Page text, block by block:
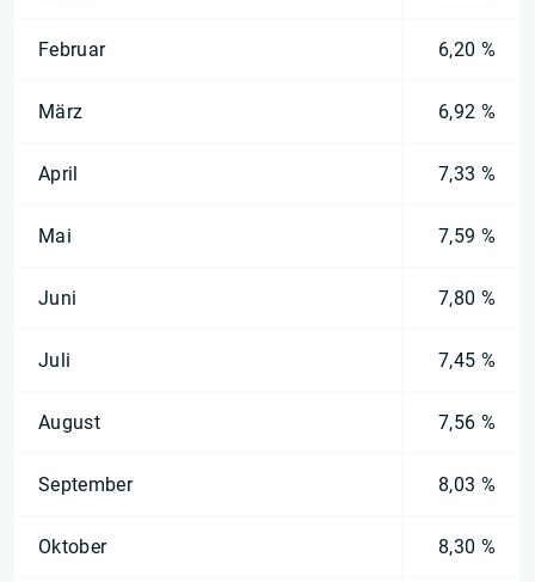
Februar 6,20 %
März 6,92 %
April 7,33 %
Mai 7,59 %
Juni 7,80 %
Juli 7,45 %
August 7,56 %
September 8,03 %
Oktober 8,30 %